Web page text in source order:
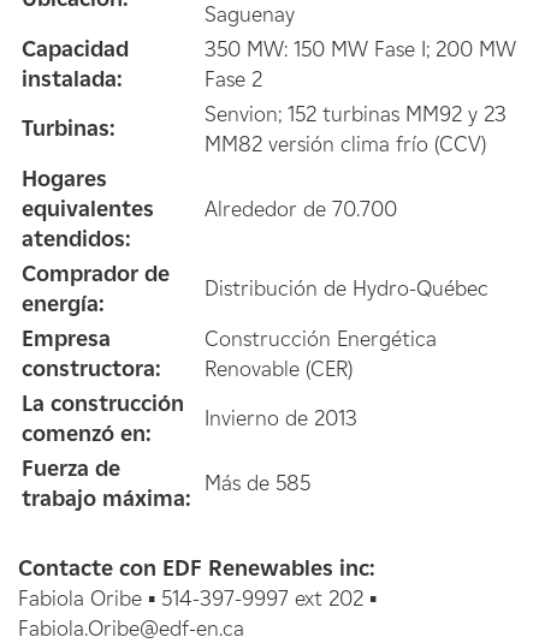
Saguenay
Capacidad
instalada:
350 MW: 150 MW Fase I; 200 MW
Fase 2
Turbinas:
Senvion; 152 turbinas MM92 y 23
MM82 versión clima frío (CCV)
Hogares
equivalentes
atendidos:
Alrededor de 70.700
Comprador de
energía:
Distribución de Hydro-Québec
Empresa
constructora:
Construcción Energética
Renovable (CER)
La construcción
comenzó en:
Invierno de 2013
Fuerza de
trabajo máxima:
Más de 585
Contacte con EDF Renewables inc:
Fabiola Oribe ▪ 514-397-9997 ext 202 ▪
Fabiola.Oribe@edf-en.ca